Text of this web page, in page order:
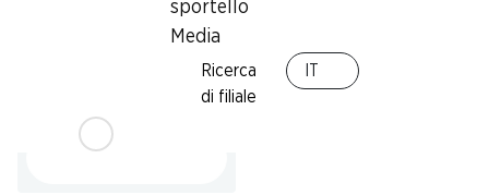
sportello
Media
Ricerca
di filiale